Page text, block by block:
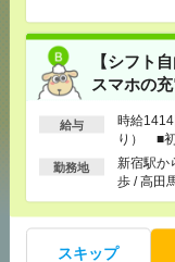
【シフト
スマホの
給与
時給
り） ■
る
勤務地
新宿駅か
歩 / 高田
スキップ
あなた